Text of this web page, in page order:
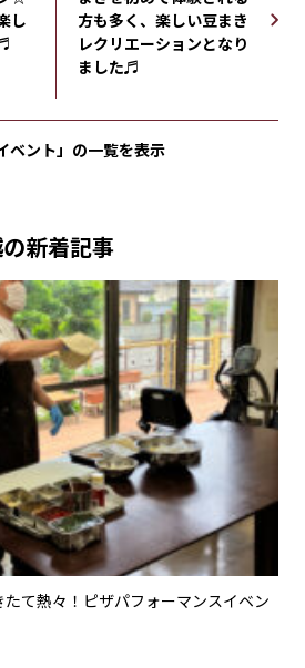
し
方も多く、楽しい豆まき
レクリエーションとなり
ました♬
ベント」の一覧を表示
新着記事
たて熱々！ピザパフォーマンスイベン